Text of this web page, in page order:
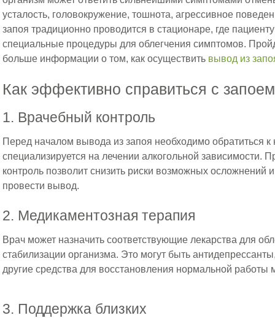
усталость, головокружение, тошнота, агрессивное
запоя традиционно проводится в стационаре, где
специальные процедуры для облегчения симптомов.
больше информации о том, как осуществить вывод из
Как эффективно справиться с
1. Врачебный контроль
Перед началом вывода из запоя необходимо обратиться к
специализируется на лечении алкогольной зависимости.
контроль позволит снизить риски возможных
провести вывод.
2. Медикаментозная терапия
Врач может назначить соответствующие лекарства для
стабилизации организма. Это могут быть
другие средства для восстановления нормальной работы
3. Поддержка близких